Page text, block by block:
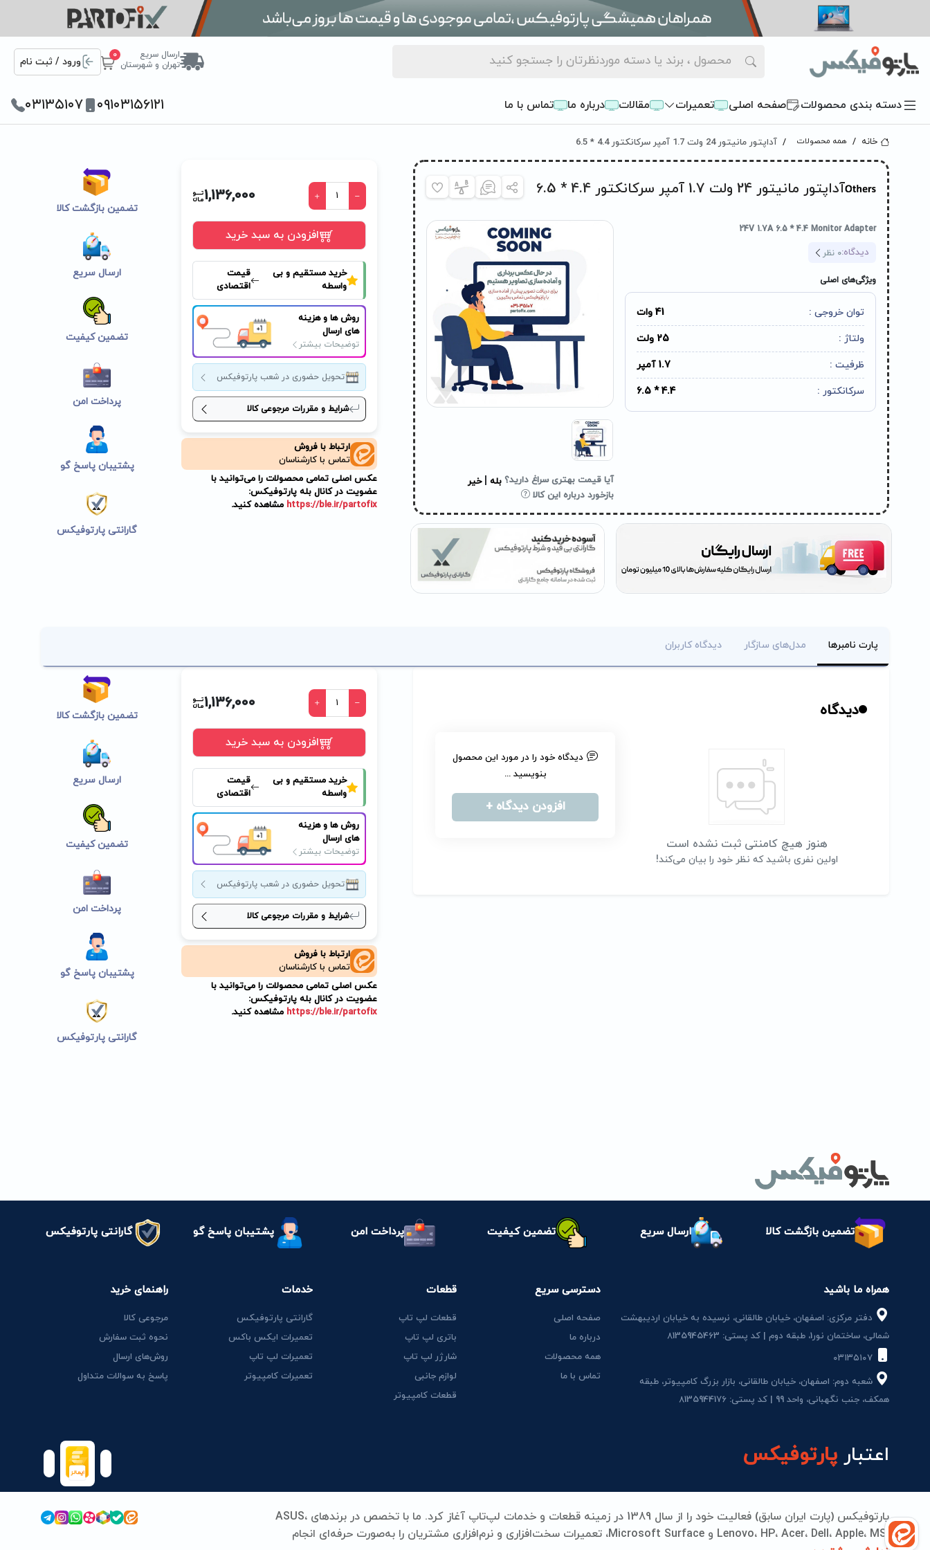
ارسال سریع
تهران و شهرستان
0
ورود / ثبت نام
دسته بندی محصولات صفحه اصلی تعمیرات مقالات درباره ما تماس با ما ۰۹۱۰۳۱۵۶۱۲۱ ۰۳۱۳۵۱۰۷
خانه همه محصولات آداپتور مانیتور 24 ولت 1.7 آمپر سرکانکتور 4.4 * 6.5
آداپتور مانیتور 24 ولت 1.7 آمپر سرکانکتور 4.4 * 6.5
24V 1.7A 6.5 * 4.4 Monitor Adapter
دیدگاه:0 نظر
ویژگی‌های اصلی
توان خروجی :
41 وات
ولتاژ :
25 ولت
ظرفیت :
1.7 آمپر
سرکانکتور :
4.4 * 6.5
آیا قیمت بهتری سراغ دارید؟ بله
خیر
بازخورد درباره این کالا
1,136,000
افزودن به سبد خرید
خرید مستقیم و بی
واسطه
قیمت
اقتصادی
روش ها و هزینه
های ارسال
توضیحات بیشتر
تحویل حضوری در شعب پارتوفیکس
شرایط و مقررات مرجوعی کالا
ارتباط با فروش
تماس با کارشناسان
عکس اصلی تمامی محصولات را می‌توانید با
عضویت در کانال بله پارتوفیکس:
https://ble.ir/partofix مشاهده کنید.
تضمین بازگشت کالا
ارسال سریع
تضمین کیفیت
پرداخت امن
پشتیبان پاسخ گو
گارانتی پارتوفیکس
پارت نامبرها مدل‌های سازگار دیدگاه کاربران
1,136,000
افزودن به سبد خرید
خرید مستقیم و بی
واسطه
قیمت
اقتصادی
روش ها و هزینه
های ارسال
توضیحات بیشتر
تحویل حضوری در شعب پارتوفیکس
شرایط و مقررات مرجوعی کالا
ارتباط با فروش
تماس با کارشناسان
عکس اصلی تمامی محصولات را می‌توانید با
عضویت در کانال بله پارتوفیکس:
https://ble.ir/partofix مشاهده کنید.
تضمین بازگشت کالا
ارسال سریع
تضمین کیفیت
پرداخت امن
پشتیبان پاسخ گو
گارانتی پارتوفیکس
دیدگاه
هنوز هیچ کامنتی ثبت نشده است
اولین نفری باشید که نظر خود را بیان می‌کند!
دیدگاه خود را در مورد این محصول
بنویسید ...
افزودن دیدگاه +
تضمین بازگشت کالا ارسال سریع تضمین کیفیت پرداخت امن پشتیبان پاسخ گو گارانتی پارتوفیکس
همراه ما باشید
دفتر مرکزی: اصفهان، خیابان طالقانی، نرسیده به خیابان اردیبهشت
شمالی، ساختمان نور1، طبقه دوم | کد پستی: 8135945463
۰۳۱۳۵۱۰۷
شعبه دوم: اصفهان، خیابان طالقانی، بازار بزرگ کامپیوتر، طبقه
همکف، جنب نگهبانی، واحد 99 | کد پستی: 8135944176
دسترسی سریع
صفحه اصلی
درباره ما
همه محصولات
تماس با ما
قطعات
قطعات لپ تاپ
باتری لپ تاپ
شارژر لپ تاپ
لوازم جانبی
قطعات کامپیوتر
خدمات
گارانتی پارتوفیکس
تعمیرات ایکس باکس
تعمیرات لپ تاپ
تعمیرات کامپیوتر
راهنمای خرید
مرجوعی کالا
نحوه ثبت سفارش
روش‌های ارسال
پاسخ به سوالات متداول
اعتبارپارتوفیکس
پارتوفیکس (پارت ایران سابق) فعالیت خود را از سال 1389 در زمینه قطعات و خدمات لپ‌تاپ آغاز کرد. ما با تخصص در برندهای ASUS،
Lenovo، HP، Acer، Dell، Apple، MSI و Microsoft Surface، تعمیرات سخت‌افزاری و نرم‌افزاری مشتریان را به‌صورت حرفه‌ای انجام